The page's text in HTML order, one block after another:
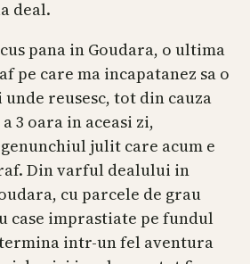
deal.
pana in Goudara, o ultima
pe care ma incapatanez sa o
reusesc, tot din cauza
3 oara in aceasi zi,
julit care acum e
Din varful dealului in
cu parcele de grau
case imprastiate pe fundul
intr-un fel aventura